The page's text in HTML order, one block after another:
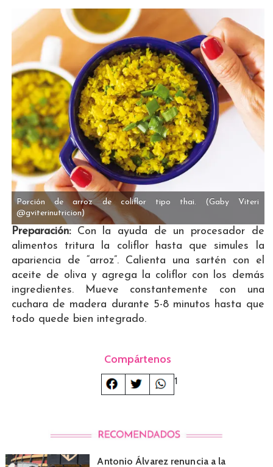
Porción de arroz de coliflor tipo thai.
(Gaby Viteri
@gviterinutricion)
Preparación:Con la ayuda de un procesador de
alimentos tritura la coliflor hasta que simules la
apariencia de “arroz”. Calienta una sartén con el
aceite de oliva y agrega la coliflor con los demás
ingredientes. Mueve constantemente con una
cuchara de madera durante 5-8 minutos hasta que
todo quede bien integrado.
Compártenos
1
Antonio Álvarez renuncia a la